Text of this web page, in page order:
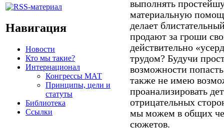
Навигация
Новости
Кто мы такие?
Интернационал
Конгрессы МАТ
Принципы, цели и
статуты
Библиотека
Ссылки
выполнять
материальную
делает
продают за гроши
действительно
трудом? Будучи
возможности
также не имею
проанализировать
отрицательных
мы можем в общих
сюжетов.